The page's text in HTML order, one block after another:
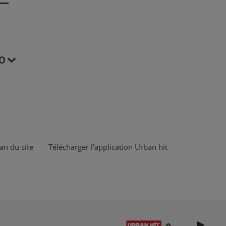
du site Télécharger l'application Urban hit